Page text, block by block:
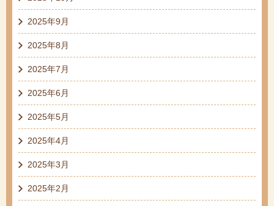
2025年9月
2025年8月
2025年7月
2025年6月
2025年5月
2025年4月
2025年3月
2025年2月